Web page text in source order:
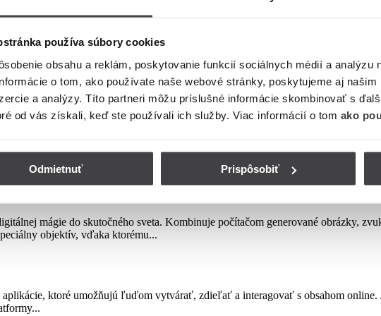
používa súbory cookies
obsahu a reklám, poskytovanie funkcií sociálnych médií a analýzu
o tom, ako používate naše webové stránky, poskytujeme aj
a analýzy. Títo partneri môžu príslušné informácie skombinovať s
od vás získali, keď ste používali ich služby. Viac informácií o tom ako
Odmietnuť Prispôsobiť
Navyše, automatizácia vám tiež môže pomôcť dozvedieť sa viac o vašom
môžete svoj marketing ešte vylepšiť a osloviť viac ľudí, ktorým záleží na tom,
na to, aby zostali v kontakte so svojimi zákazníkmi, ale nie je to len pre nich. Ak
môžu byť veľmi užitočné pri uľahčovaní vášho života a efektívnosti vášho
mágie do skutočného sveta. Kombinuje počítačom generované obrázky,
objektív, vďaka ktorému...
aplikácie, ktoré umožňujú ľuďom vytvárať, zdieľať a interagovať s obsahom